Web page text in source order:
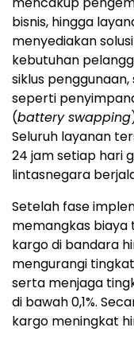
bisnis, hingga
menyediakan
kebutuhan
siklus
seperti
(battery swapping
Seluruh layanan
24 jam setiap hari
lintasnegara
Setelah fase
memangkas biaya
kargo di bandara
mengurangi
serta menjaga
di bawah 0,1%.
kargo meningkat